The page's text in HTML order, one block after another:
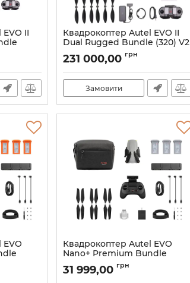
II
Квадрокоптер Autel EVO II
Dual Rugged Bundle (320) V2
Артикул:21_11844/15243
231 000,00 грн
Замовити
Квадрокоптер Autel EVO
Nano+ Premium Bundle
(Gray) Autel 15172-1
Артикул:21_11840/15172
31 999,00 грн